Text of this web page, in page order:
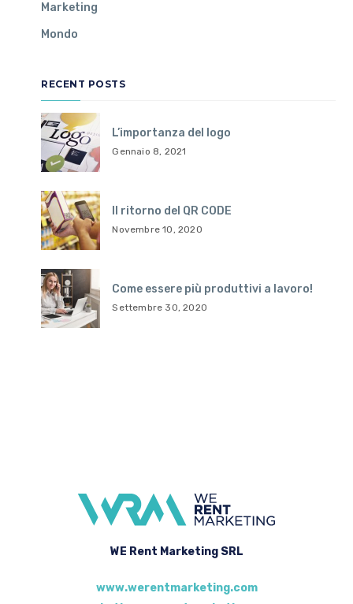
Marketing
Mondo
RECENT POSTS
L’importanza del logo
Gennaio 8, 2021
Il ritorno del QR CODE
Novembre 10, 2020
Come essere più produttivi a lavoro!
Settembre 30, 2020
WE Rent Marketing SRL
www.werentmarketing.com